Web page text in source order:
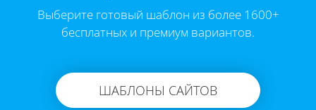
Выберите готовый шаблон из более 1600+
бесплатных и премиум вариантов.
ШАБЛОНЫ САЙТОВ